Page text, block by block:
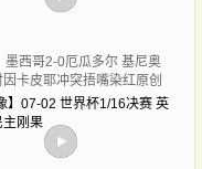
墨西哥2-0厄瓜多尔 基尼奥
因卡皮耶冲突捂嘴染红原创